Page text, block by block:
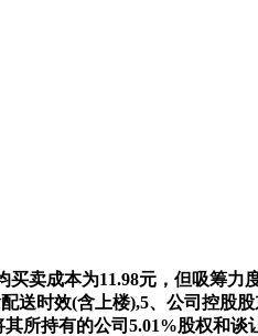
成本为11.98元，但吸筹力
送时效(含上楼),5、公司控股
所持有的公司5.01%股权和